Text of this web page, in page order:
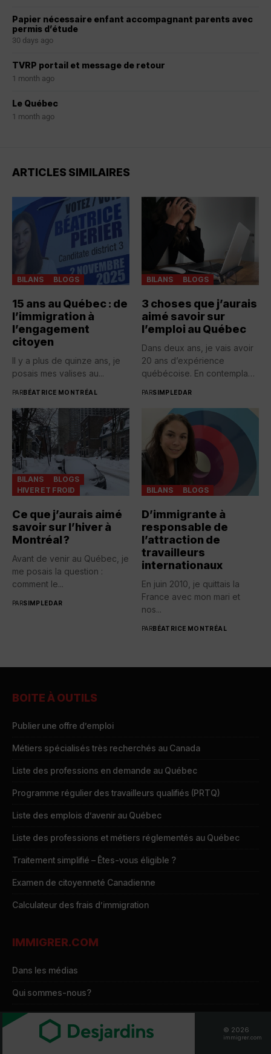
Papier nécessaire enfant accompagnant parents avec
permis d’étude
30 days ago
TVRP portail et message de retour
1 month ago
Le Québec
1 month ago
ARTICLES SIMILAIRES
BILANS BLOGS
15 ans au Québec : de
l’immigration à
l’engagement
citoyen
Il y a plus de quinze ans, je
posais mes valises au...
PARBÉATRICE MONTRÉAL
BILANS BLOGS
3 choses que j’aurais
aimé savoir sur
l’emploi au Québec
Dans deux ans, je vais avoir
20 ans d’expérience
québécoise. En contemplant
PARSIMPLEDAR
BILANS
BLOGS
HIVER ET FROID
Ce que j’aurais aimé
savoir sur l’hiver à
Montréal ?
Avant de venir au Québec, je
me posais la question :
comment le...
PARSIMPLEDAR
BILANS BLOGS
D’immigrante à
responsable de
l’attraction de
travailleurs
internationaux
En juin 2010, je quittais la
France avec mon mari et
nos...
PARBÉATRICE MONTRÉAL
BOITE À OUTILS
Publier une offre d’emploi
Métiers spécialisés très recherchés au Canada
Liste des professions en demande au Québec
Programme régulier des travailleurs qualifiés (PRTQ)
Liste des emplois d’avenir au Québec
Liste des professions et métiers réglementés au Québec
Traitement simplifié – Êtes-vous éligible ?
Examen de citoyenneté Canadienne
Calculateur des frais d’immigration
IMMIGRER.COM
Dans les médias
Qui sommes-nous?
Kit média
Annoncez sur le site
© 2026
immigrer.com